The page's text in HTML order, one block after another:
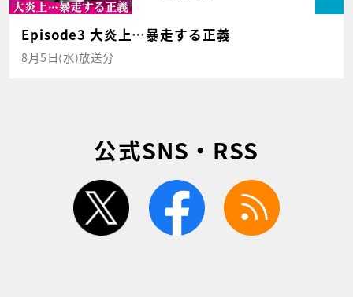
Episode3 大炎上…暴走する正義
8月5日(水)放送分
公式SNS・RSS
twitter facebook